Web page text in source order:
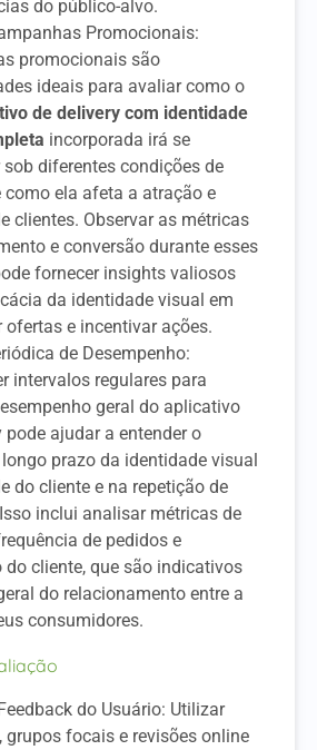
do público-alvo.
Promocionais:
promocionais são
ideais para avaliar como o
de delivery com identidade
incorporada irá se
diferentes condições de
como ela afeta a atração e
clientes. Observar as métricas
e conversão durante esses
fornecer insights valiosos
da identidade visual em
e incentivar ações.
de Desempenho:
intervalos regulares para
geral do aplicativo
pode ajudar a entender o
prazo da identidade visual
do cliente e na repetição de
inclui analisar métricas de
de pedidos e
cliente, que são indicativos
do relacionamento entre a
consumidores.
do Usuário: Utilizar
grupos focais e revisões online